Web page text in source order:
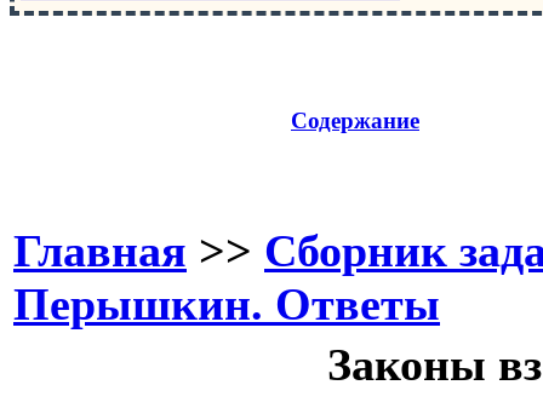
Содержание
Главная >> Сборник
Перышкин. Ответы
Законы